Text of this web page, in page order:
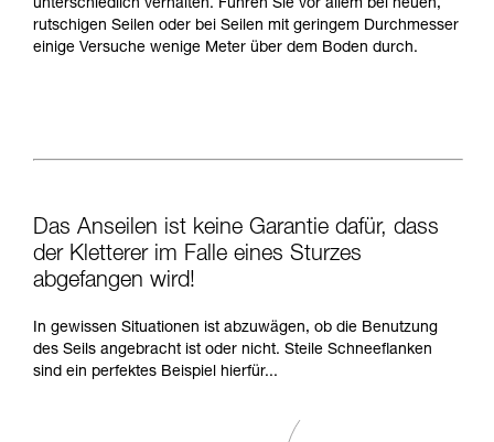
unterschiedlich verhalten. Führen Sie vor allem bei neuen,
rutschigen Seilen oder bei Seilen mit geringem Durchmesser
einige Versuche wenige Meter über dem Boden durch.
Das Anseilen ist keine Garantie dafür, dass
der Kletterer im Falle eines Sturzes
abgefangen wird!
In gewissen Situationen ist abzuwägen, ob die Benutzung
des Seils angebracht ist oder nicht. Steile Schneeflanken
sind ein perfektes Beispiel hierfür...